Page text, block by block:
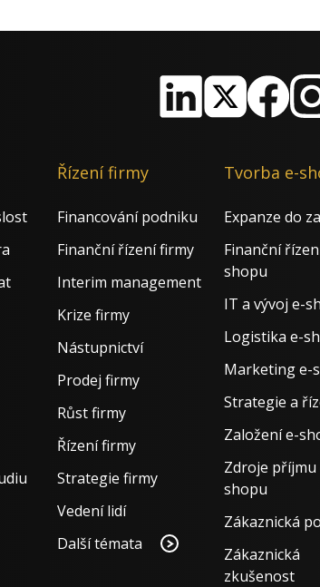
Řízení firmy
Financování podniku
Finanční řízení firmy
Interim management
Krize firmy
Nástupnictví
Prodej firmy
Růst firmy
Řízení firmy
Strategie firmy
Vedení lidí
Další témata
Tvorba e-
Expanze do
Finanční
shopu
IT a vývoj e-
Logistika e-
Marketing e-
Strategie a
Založení e-
Zdroje příjmu
shopu
Zákaznická
Zákaznická
zkušenost